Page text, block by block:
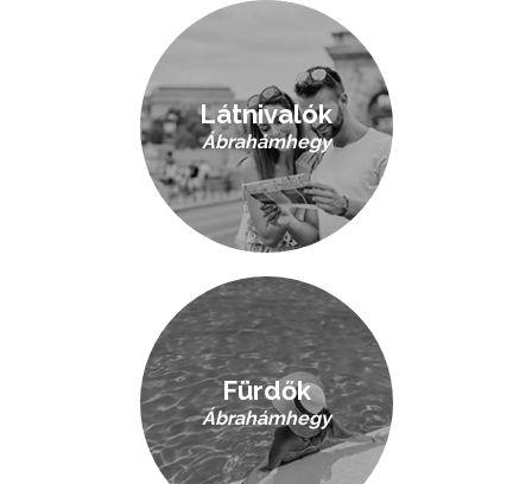
Látnivalók
Ábrahámhegy
Fürdők
Ábrahámhegy